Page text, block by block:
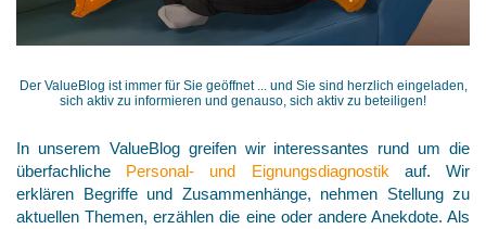
Der ValueBlog ist immer für Sie geöffnet ... und Sie sind herzlich eingeladen,
sich aktiv zu informieren und genauso, sich aktiv zu beteiligen!
In unserem ValueBlog greifen wir interessantes rund um die
überfachliche Personal- und Eignungsdiagnostik auf. Wir
erklären Begriffe und Zusammenhänge, nehmen Stellung zu
aktuellen Themen, erzählen die eine oder andere Anekdote. Als